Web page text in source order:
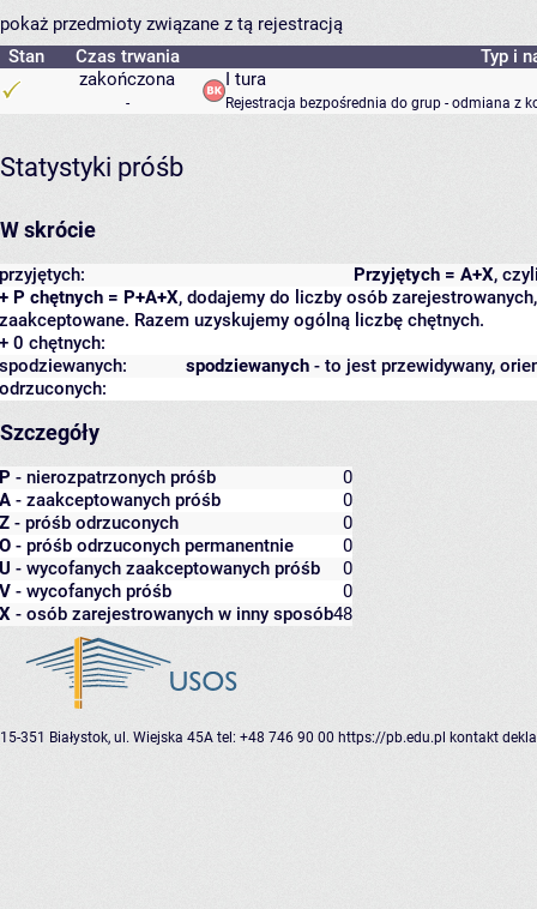
pokaż przedmioty związane z tą rejestracją
Stan
Czas trwania
Typ i
zakończona
-
I tura
Rejestracja bezpośrednia do grup - odmiana z
Statystyki próśb
W skrócie
Przyjętych = A+X,
przyjętych:
+ P chętnych = P+A+X, dodajemy do liczby osób
zaakceptowane. Razem uzyskujemy ogólną liczbę chętnych.
+ 0 chętnych:
spodziewanych - to jest przewidywany,
spodziewanych:
odrzuconych:
Szczegóły
P - nierozpatrzonych próśb
0
A - zaakceptowanych próśb
0
Z - próśb odrzuconych
0
O - próśb odrzuconych permanentnie
0
U - wycofanych zaakceptowanych próśb
0
V - wycofanych próśb
0
X - osób zarejestrowanych w inny sposób48
15-351 Białystok, ul. Wiejska 45A tel: +48 746 90 00 https://pb.edu.pl kontakt